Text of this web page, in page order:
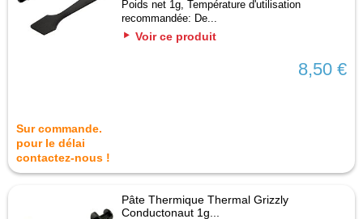
Poids net 1g, Température d'utilisation
recommandée: De...
Voir ce produit
8,50 €
Sur commande.
pour le délai
contactez-nous !
Pâte Thermique Thermal Grizzly
Conductonaut 1g...